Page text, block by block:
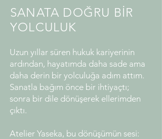
SANATA DOĞRU BİR
YOLCULUK
Uzun yıllar süren hukuk kariyerinin
ardından, hayatımda daha sade ama
daha derin bir yolculuğa adım attım.
Sanatla bağım önce bir ihtiyaçtı;
sonra bir dile dönüşerek ellerimden
çıktı.
Atelier Yaseka, bu dönüşümün sesi: